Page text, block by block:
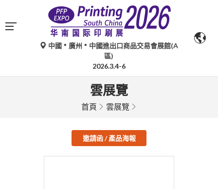
中國 廣州
中國進出口商品交易會展館(A
區)
2026.3.4-6
雲展覽
首頁 雲展覽
邀請函 / 產品海報